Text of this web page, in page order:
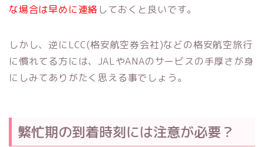
な場合は早めに連絡 しておくと良いです。
しかし、逆にLCC(格安航空券会社)などの格安航空旅行
に慣れてる方には、JALやANAのサービスの手厚さが身
にしみてありがたく思える事でしょう。
繁忙期の到着時刻には注意が必要？